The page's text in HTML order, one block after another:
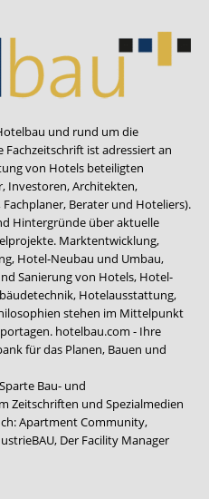
und rund um die
ist adressiert an
von Hotels beteiligten
Investoren, Architekten,
Berater und Hoteliers).
Hintergründe über aktuelle
Marktentwicklung,
Hotel-Neubau und Umbau,
Sanierung von Hotels, Hotel-
Hotelausstattung,
stehen im Mittelpunkt
hotelbau.com - Ihre
für das Planen, Bauen und
Bau- und
Zeitschriften und Spezialmedien
Apartment Community,
, Der Facility Manager